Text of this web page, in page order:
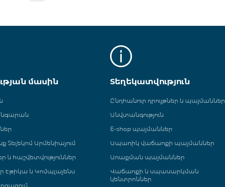
մասին
Արմենիայում
և հաշվետվություններ
Էթիկա և Կոմպլայենս
Տեղեկատվություն
Ընդհանուր դրույթներ և պայմաններ
Անվտանգություն
E-shop պայմաններ
Ապառիկ վաճառքի պայմաններ
Առաքման պայմաններ
Վաճառքի և սպասարկման
կենտրոններ